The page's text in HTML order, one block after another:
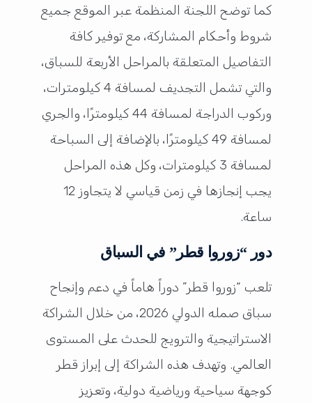
كما توضح اللجنة المنظمة عبر الموقع جميع
شروط وأحكام المشاركة، مع توفير كافة
التفاصيل المتعلقة بالمراحل الأربعة للسباق،
والتي تشمل التجديف لمسافة 4 كيلومترات،
وركوب الدراجة لمسافة 44 كيلومترًا، والجري
لمسافة 49 كيلومترًا، بالإضافة إلى السباحة
لمسافة 3 كيلومترات، وكل هذه المراحل
يجب إنجازها في زمن قياسي لا يتجاوز 12
ساعة.
دور “زوروا قطر” في السباق
تلعب “زوروا قطر” دوراً هاماً في دعم وإنجاح
سباق صمله الدولي 2026، من خلال الشراكة
الاستراتيجية والترويج للحدث على المستوى
العالمي. وتهدف هذه الشراكة إلى إبراز قطر
كوجهة سياحية ورياضية دولية، وتعزيز